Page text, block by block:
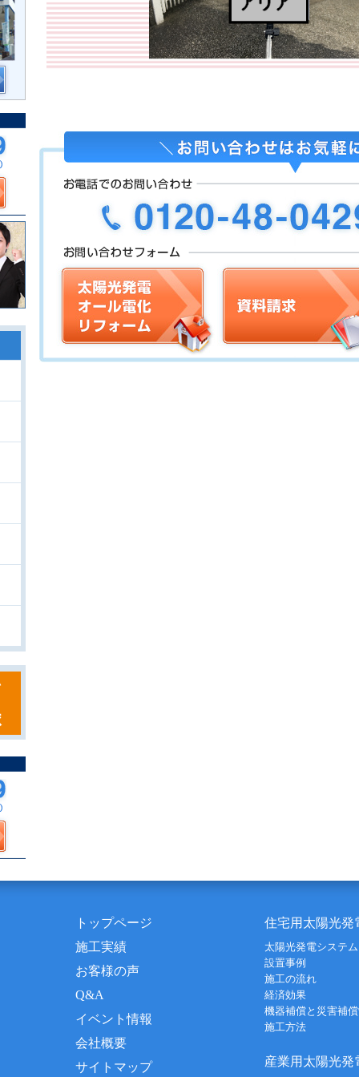
トップページ
施工実績
お客様の声
Q&A
イベント情報
会社概要
サイトマップ
住宅用太陽光発
太陽光発電システ
設置事例
施工の流れ
経済効果
機器補償と災害補
施工方法
産業用太陽光発